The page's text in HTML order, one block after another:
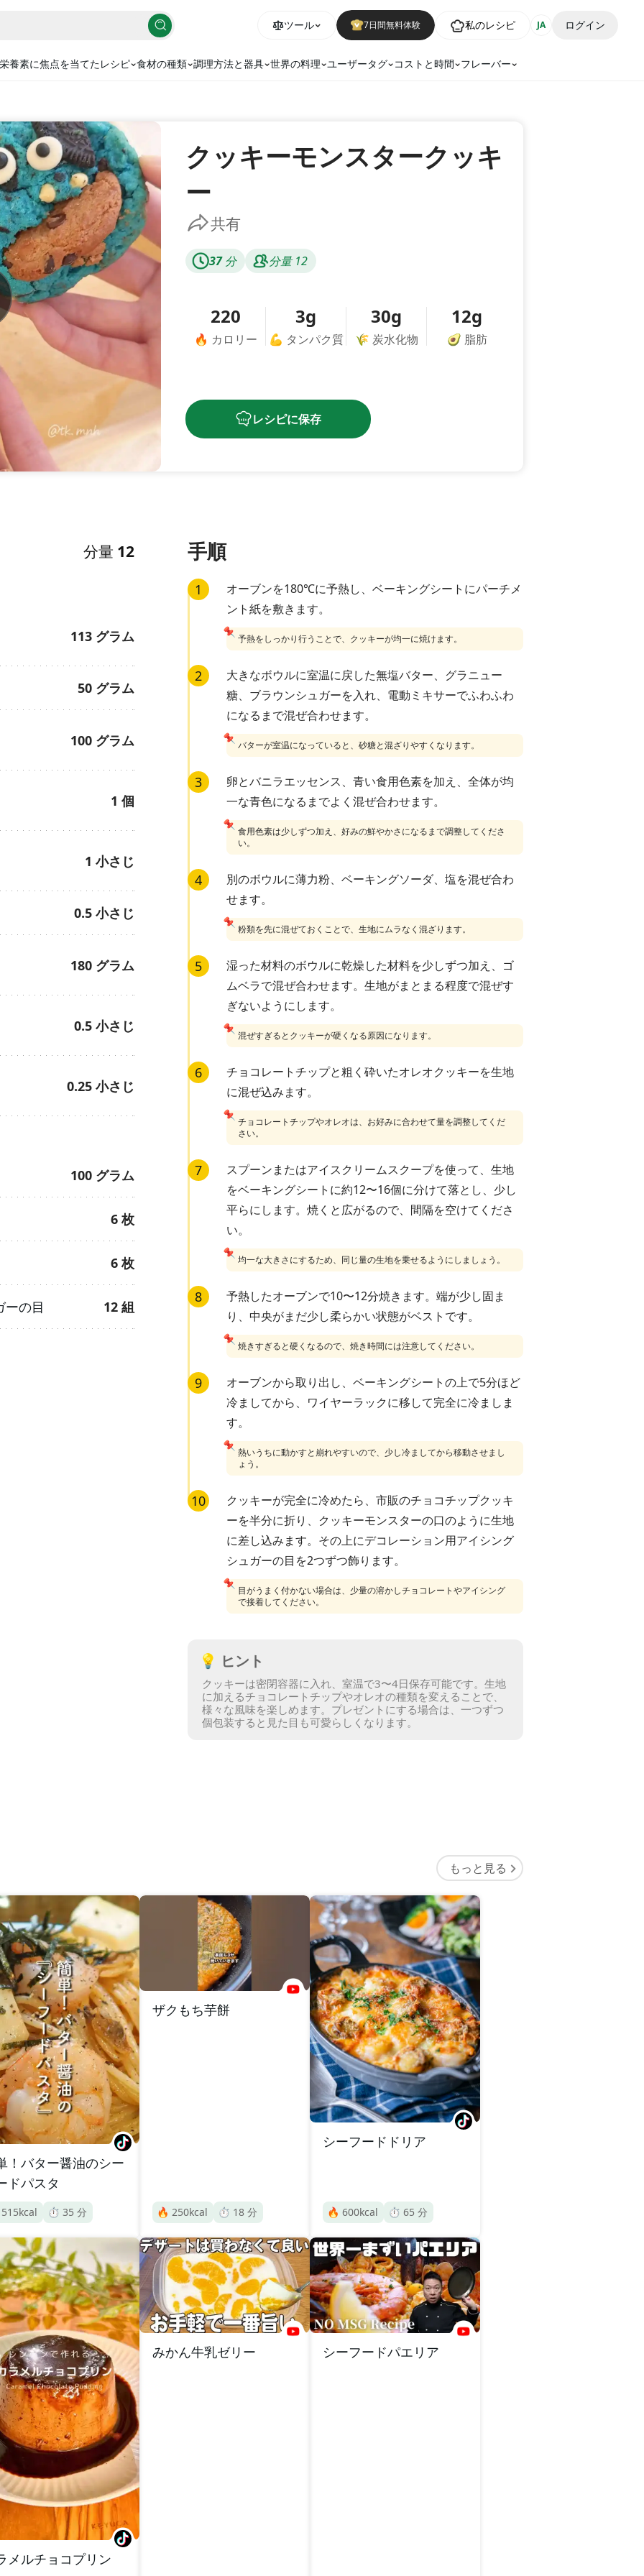
ツール 7日間無料体験 私のレシピ JA ログイン
栄養素に焦点を当てたレシピ 食材の種類 調理方法と器具 世界の料理 ユーザータグ コストと時間 フレーバー
クッキーモンスタークッキ
ー
共有
37 分 分量 12
220
🔥 カロリー
3g
💪 タンパク質
30g
🌾 炭水化物
12g
🥑 脂肪
レシピに保存
分量 12
113 グラム
50 グラム
100 グラム
1 個
1 小さじ
0.5 小さじ
180 グラム
0.5 小さじ
0.25 小さじ
100 グラム
6 枚
6 枚
ーの目 12 組
手順
1
オーブンを180℃に予熱し、ベーキングシートにパーチメ
ント紙を敷きます。
予熱をしっかり行うことで、クッキーが均一に焼けます。
📌
2
大きなボウルに室温に戻した無塩バター、グラニュー
糖、ブラウンシュガーを入れ、電動ミキサーでふわふわ
になるまで混ぜ合わせます。
バターが室温になっていると、砂糖と混ざりやすくなります。
📌
3
卵とバニラエッセンス、青い食用色素を加え、全体が均
一な青色になるまでよく混ぜ合わせます。
食用色素は少しずつ加え、好みの鮮やかさになるまで調整してくださ
い。
📌
4
別のボウルに薄力粉、ベーキングソーダ、塩を混ぜ合わ
せます。
粉類を先に混ぜておくことで、生地にムラなく混ざります。
📌
5
湿った材料のボウルに乾燥した材料を少しずつ加え、ゴ
ムベラで混ぜ合わせます。生地がまとまる程度で混ぜす
ぎないようにします。
混ぜすぎるとクッキーが硬くなる原因になります。
📌
6
チョコレートチップと粗く砕いたオレオクッキーを生地
に混ぜ込みます。
チョコレートチップやオレオは、お好みに合わせて量を調整してくだ
さい。
📌
7
スプーンまたはアイスクリームスクープを使って、生地
をベーキングシートに約12〜16個に分けて落とし、少し
平らにします。焼くと広がるので、間隔を空けてくださ
い。
均一な大きさにするため、同じ量の生地を乗せるようにしましょう。
📌
8
予熱したオーブンで10〜12分焼きます。端が少し固ま
り、中央がまだ少し柔らかい状態がベストです。
焼きすぎると硬くなるので、焼き時間には注意してください。
📌
9
オーブンから取り出し、ベーキングシートの上で5分ほど
冷ましてから、ワイヤーラックに移して完全に冷ましま
す。
熱いうちに動かすと崩れやすいので、少し冷ましてから移動させまし
ょう。
📌
10
クッキーが完全に冷めたら、市販のチョコチップクッキ
ーを半分に折り、クッキーモンスターの口のように生地
に差し込みます。その上にデコレーション用アイシング
シュガーの目を2つずつ飾ります。
目がうまく付かない場合は、少量の溶かしチョコレートやアイシング
で接着してください。
📌
💡 ヒント
クッキーは密閉容器に入れ、室温で3〜4日保存可能です。 生地
に加えるチョコレートチップやオレオの種類を変えることで、
様々な風味を楽しめます。 プレゼントにする場合は、一つずつ
個包装すると見た目も可愛らしくなります。
もっと見る
！バター醤油のシー
ドパスタ
515kcal ⏱️ 35 分
ザクもち芋餅
🔥 250kcal ⏱️ 18 分
シーフードドリア
🔥 600kcal ⏱️ 65 分
メルチョコプリン
みかん牛乳ゼリー シーフードパエリア